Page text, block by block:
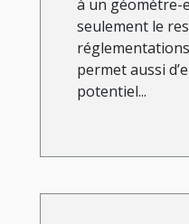
à un
seulement le
permet aussi
potentiel...